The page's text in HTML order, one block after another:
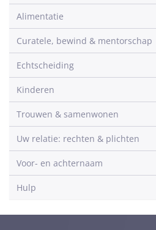
Alimentatie
Curatele, bewind & mentorschap
Echtscheiding
Kinderen
Trouwen & samenwonen
Uw relatie: rechten & plichten
Voor- en achternaam
Hulp